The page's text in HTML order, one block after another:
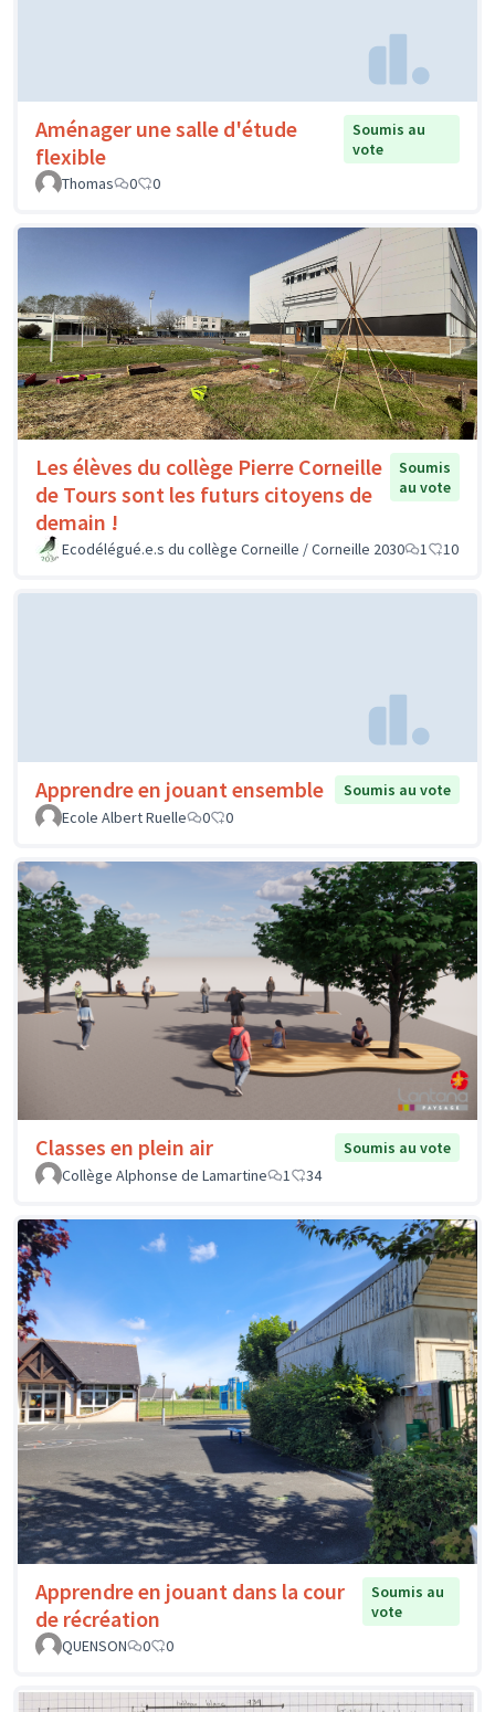
Aménager une salle d'étude
flexible
Soumis au
vote
Thomas
0 0
Les élèves du collège Pierre Corneille
de Tours sont les futurs citoyens de
demain !
Soumis
au vote
Ecodélégué.e.s du collège Corneille / Corneille 2030 1 10
Apprendre en jouant ensemble
Soumis au vote
Ecole Albert Ruelle
0 0
Classes en plein air
Soumis au vote
Collège Alphonse de Lamartine
1 34
Apprendre en jouant dans la cour
de récréation
Soumis au
vote
QUENSON
0 0